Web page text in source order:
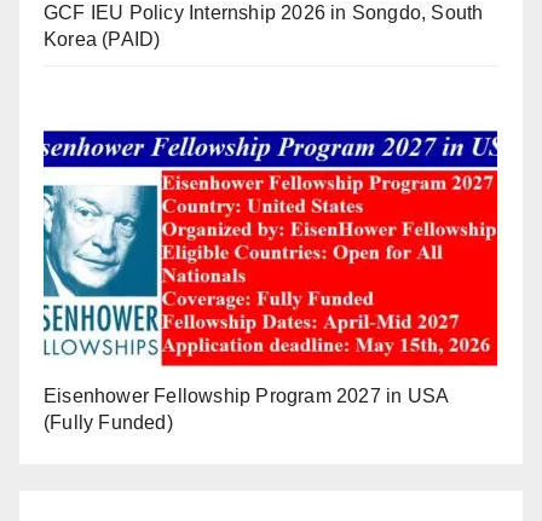
GCF IEU Policy Internship 2026 in Songdo, South
Korea (PAID)
Eisenhower Fellowship Program 2027 in USA
(Fully Funded)